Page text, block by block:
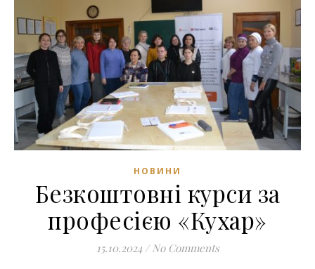
НОВИНИ
Безкоштовні курси за
професією «Кухар»
15.10.2024 / No Comments